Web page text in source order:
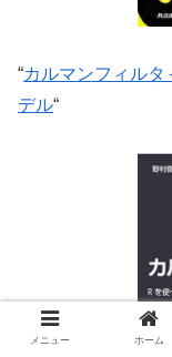
“カルマンフィル
デル“
メニュー ホーム